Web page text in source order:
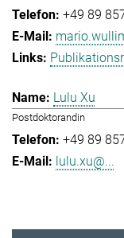
+49 89
Lulu Xu
Postdoktorandin
+49 89
lulu.xu@...